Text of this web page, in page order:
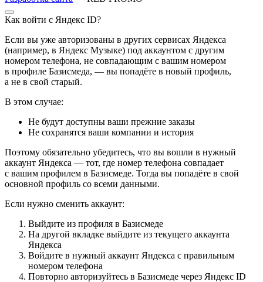
Как войти с Яндекс ID?
Если вы уже авторизованы в других сервисах Яндекса
(например, в Яндекс Музыке) под аккаунтом с другим
номером телефона, не совпадающим с вашим номером
в профиле Базисмеда, — вы попадёте в новый профиль,
а не в свой старый.
В этом случае:
Не будут доступны ваши прежние заказы
Не сохранятся ваши компании и история
Поэтому обязательно убедитесь, что вы вошли в нужный
аккаунт Яндекса — тот, где номер телефона совпадает
с вашим профилем в Базисмеде. Тогда вы попадёте в свой
основной профиль со всеми данными.
Если нужно сменить аккаунт:
Выйдите из профиля в Базисмеде
На другой вкладке выйдите из текущего аккаунта
Яндекса
Войдите в нужный аккаунт Яндекса с правильным
номером телефона
Повторно авторизуйтесь в Базисмеде через Яндекс ID